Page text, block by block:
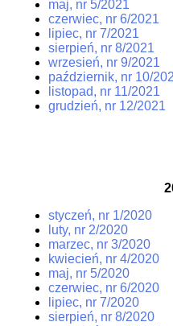
maj, nr 5/2021
czerwiec, nr 6/2021
lipiec, nr 7/2021
sierpień, nr 8/2021
wrzesień, nr 9/2021
październik, nr 10/
listopad, nr 11/2021
grudzień, nr 12/2021
styczeń, nr 1/2020
luty, nr 2/2020
marzec, nr 3/2020
kwiecień, nr 4/2020
maj, nr 5/2020
czerwiec, nr 6/2020
lipiec, nr 7/2020
sierpień, nr 8/2020